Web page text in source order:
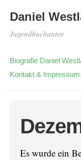
Daniel
Jugendbuchautor
Biografie Daniel
Kontakt &
Es wurde ein